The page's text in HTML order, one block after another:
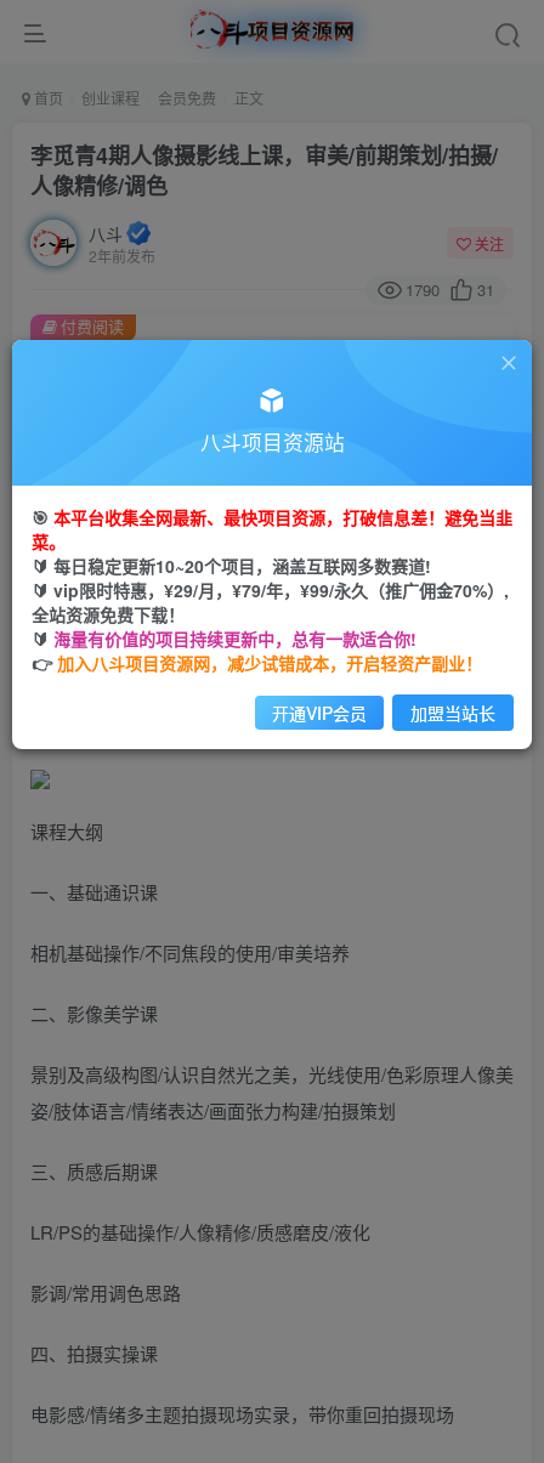
首页 创业课程 会员免费 正文
李觅青4期人像摄影线上课，审美/前期策划/拍摄/
人像精修/调色
八斗
2年前发布
关注
1790 31
此内容为付费阅读，请付费后查看
金币9.9金币99
会员免费
您当前未登录！建议登陆后购买，可保存购买订单
付费阅读
李觅青4期人像摄影线上课，审美/前期策划/拍摄/人像精修/
课程大纲
一、基础通识课
相机基础操作/不同焦段的使用/审美培养
二、影像美学课
景别及高级构图/认识自然光之美，光线使用/色彩原理人像美
姿/肢体语言/情绪表达/画面张力构建/拍摄策划
三、质感后期课
LR/PS的基础操作/人像精修/质感磨皮/液化
影调/常用调色思路
四、拍摄实操课
电影感/情绪多主题拍摄现场实录，带你重回拍摄现场
八斗项目资源站
🎯 本平台收集全网最新、最快项目资源，打破信息差！避免当韭
菜。
🔰 每日稳定更新10~20个项目，涵盖互联网多数赛道!
🔰 vip限时特惠，¥29/月，¥79/年，¥99/永久（推广佣金70%）,
全站资源免费下载！
🔰 海量有价值的项目持续更新中，总有一款适合你!
👉加入八斗项目资源网，减少试错成本，开启轻资产副业！
开通VIP会员 加盟当站长